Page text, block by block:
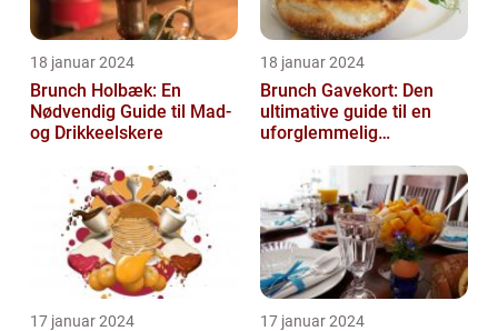
18 januar 2024
Brunch Holbæk: En
Nødvendig Guide til Mad-
og Drikkeelskere
18 januar 2024
Brunch Gavekort: Den
ultimative guide til en
uforglemmelig
17 januar 2024 17 januar 2024